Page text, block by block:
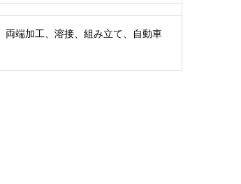
端加工、溶接、組み立て、自動車